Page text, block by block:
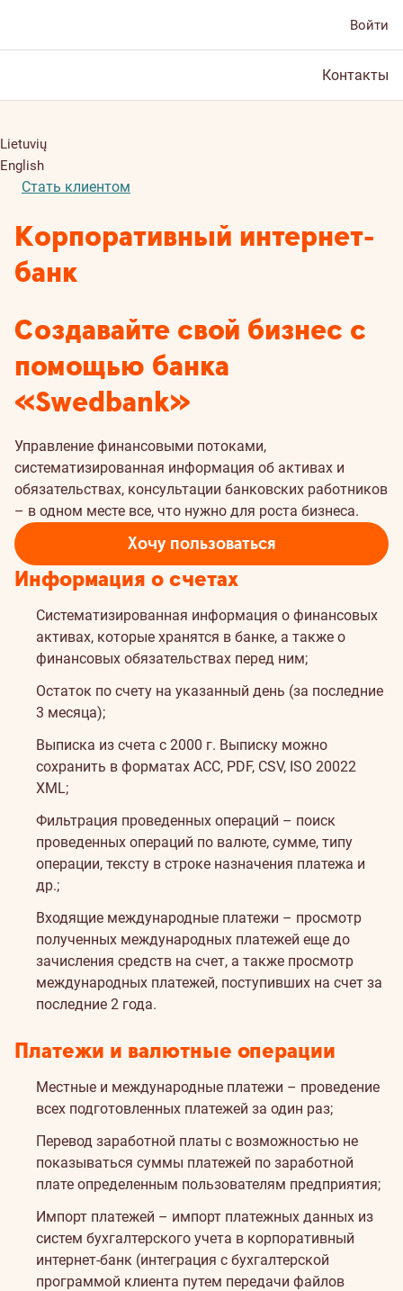
Войти
Контакты
Lietuvių
English
Стать клиентом
Корпоративный интернет-
банк
Создавайте свой бизнес с
помощью банка
«Swedbank»
Управление финансовыми потоками,
систематизированная информация об активах и
обязательствах, консультации банковских работников
– в одном месте все, что нужно для роста бизнеса.
Хочу пользоваться
Информация о счетах
Систематизированная информация о финансовых
активах, которые хранятся в банке, а также о
финансовых обязательствах перед ним;
Остаток по счету на указанный день (за последние
3 месяца);
Выписка из счета с 2000 г. Выписку можно
сохранить в форматах ACC, PDF, CSV, ISO 20022
XML;
Фильтрация проведенных операций – поиск
проведенных операций по валюте, сумме, типу
операции, тексту в строке назначения платежа и
др.;
Входящие международные платежи – просмотр
полученных международных платежей еще до
зачисления средств на счет, а также просмотр
международных платежей, поступивших на счет за
последние 2 года.
Платежи и валютные операции
Местные и международные платежи – проведение
всех подготовленных платежей за один раз;
Перевод заработной платы с возможностью не
показываться суммы платежей по заработной
плате определенным пользователям предприятия;
Импорт платежей – импорт платежных данных из
систем бухгалтерского учета в корпоративный
интернет-банк (интеграция с бухгалтерской
программой клиента путем передачи файлов